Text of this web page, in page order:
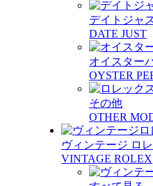
デイトジャ
DATE JUST
オイスター
OYSTER
その他
OTHER
ヴィンテージ ロ
VINTAGE ROLEX